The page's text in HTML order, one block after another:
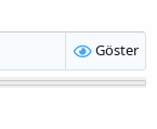
Göster